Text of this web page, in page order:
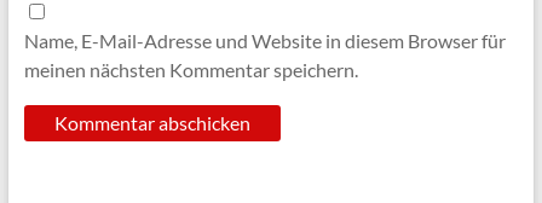
Name, E-Mail-Adresse und Website in diesem Browser für
meinen nächsten Kommentar speichern.